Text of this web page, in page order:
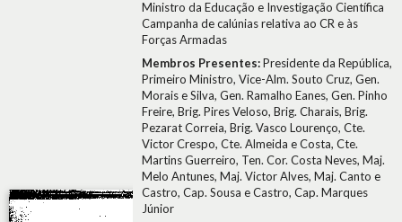
Ministro da Educação e Investigação Científica
Campanha de calúnias relativa ao CR e às
Forças Armadas
Membros Presentes:Presidente da República,
Primeiro Ministro, Vice-Alm. Souto Cruz, Gen.
Morais e Silva, Gen. Ramalho Eanes, Gen. Pinho
Freire, Brig. Pires Veloso, Brig. Charais, Brig.
Pezarat Correia, Brig. Vasco Lourenço, Cte.
Victor Crespo, Cte. Almeida e Costa, Cte.
Martins Guerreiro, Ten. Cor. Costa Neves, Maj.
Melo Antunes, Maj. Victor Alves, Maj. Canto e
Castro, Cap. Sousa e Castro, Cap. Marques
Júnior